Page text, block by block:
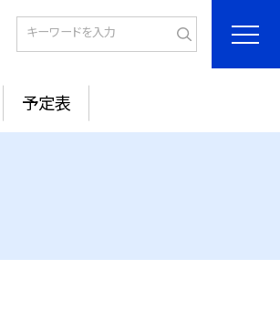
予定表